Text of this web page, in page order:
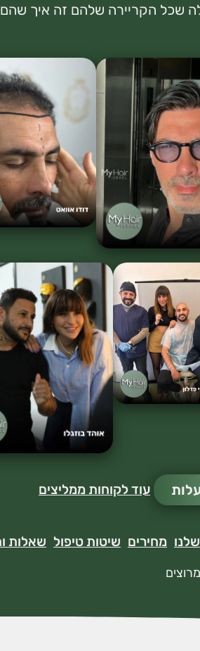
שכל הקריירה שלהם זה איך שהם
עוד לקוחות ממליצים
מחירים שיטות טיפול שאלות